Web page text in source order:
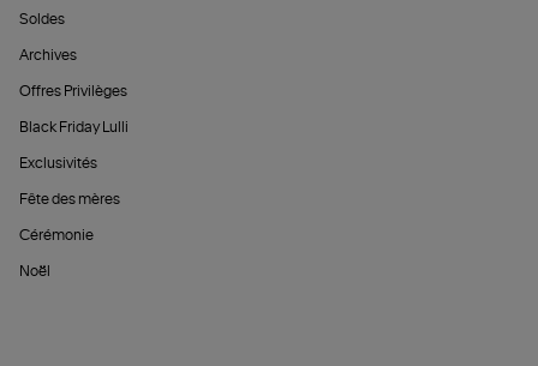
Soldes
Archives
Offres Privilèges
Black Friday Lulli
Exclusivités
Fête des mères
Cérémonie
Noël